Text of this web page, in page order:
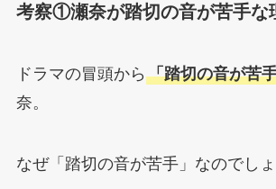
考察①瀬奈が踏切の音が苦手な
ドラマの冒頭から 「踏切の音が苦
奈。
なぜ「踏切の音が苦手」なのでしょ